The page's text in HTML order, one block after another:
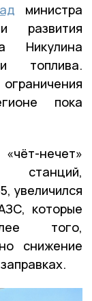
министра
развития
Никулина
топлива.
пока
нечет»
станций,
увеличился
которые
того,
снижение